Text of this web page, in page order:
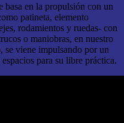
basa en la propulsión con un
patineta, elemento
rodamientos y ruedas- con
o maniobras, en nuestro
se viene impulsando por un
para su libre práctica.